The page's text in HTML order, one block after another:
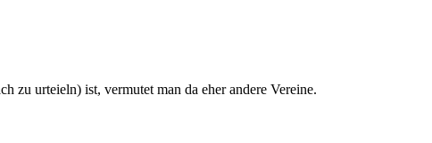
zu urteieln) ist, vermutet man da eher andere Vereine.